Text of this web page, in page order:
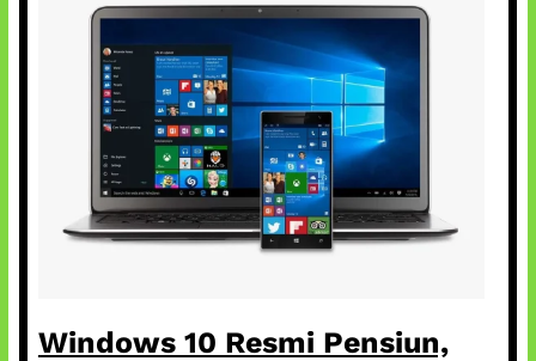
Windows 10 Resmi Pensiun,